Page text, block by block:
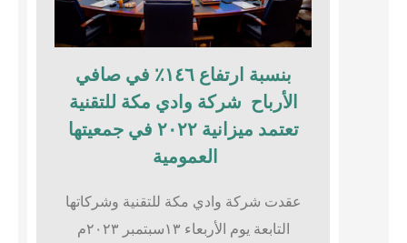
بنسبة ارتفاع ١٤٦٪؜ في صافي
الأرباح شركة وادي مكة للتقنية
تعتمد ميزانية ٢٠٢٢ في جمعيتها
العمومية
عقدت شركة وادي مكة للتقنية وشركاتها
التابعة يوم الأربعاء ١٣سبتمبر ٢٠٢٣م